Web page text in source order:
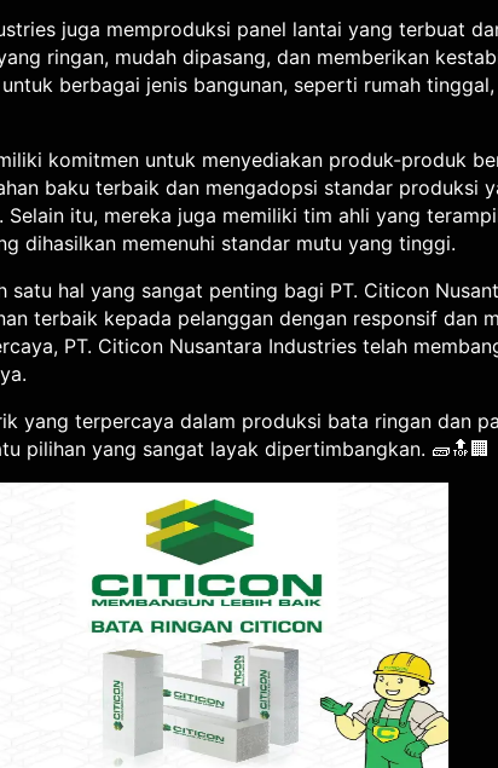
juga memproduksi panel lantai yang terbuat
ringan, mudah dipasang, dan memberikan
berbagai jenis bangunan, seperti rumah
komitmen untuk menyediakan produk-produk
baku terbaik dan mengadopsi standar produksi
itu, mereka juga memiliki tim ahli yang
dihasilkan memenuhi standar mutu yang tinggi.
satu hal yang sangat penting bagi PT. Citicon
terbaik kepada pelanggan dengan responsif dan
PT. Citicon Nusantara Industries telah
yang terpercaya dalam produksi bata ringan dan
pilihan yang sangat layak dipertimbangkan. 🧱🔝🏢